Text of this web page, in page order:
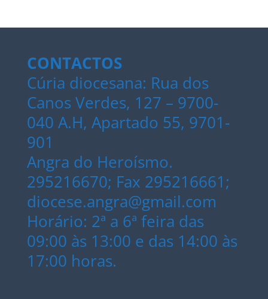
CONTACTOS
Cúria diocesana: Rua dos
Canos Verdes, 127 – 9700-
040 A.H, Apartado 55, 9701-
901
Angra do Heroísmo.
295216670; Fax 295216661;
diocese.angra@gmail.com
Horário: 2ª a 6ª feira das
09:00 às 13:00 e das 14:00 às
17:00 horas.